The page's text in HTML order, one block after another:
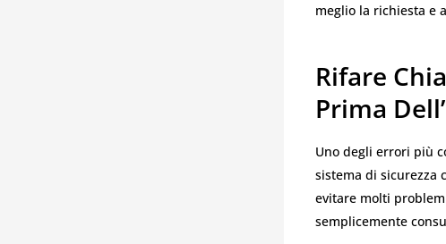
meglio la richiesta e
Rifare
Prima
Uno degli errori più
sistema di sicurezza
evitare molti
semplicemente